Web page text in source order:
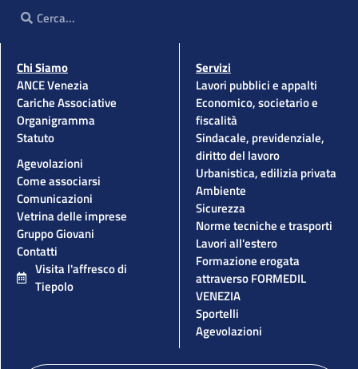
Cerca
Chi Siamo
ANCE Venezia
Cariche Associative
Organigramma
Statuto
Agevolazioni
Come associarsi
Comunicazioni
Vetrina delle imprese
Gruppo Giovani
Contatti
Visita l'affresco di
Tiepolo
Servizi
Lavori pubblici e appalti
Economico, societario e
fiscalità
Sindacale, previdenziale,
diritto del lavoro
Urbanistica, edilizia privata
Ambiente
Sicurezza
Norme tecniche e trasporti
Lavori all'estero
Formazione erogata
attraverso FORMEDIL
VENEZIA
Sportelli
Agevolazioni